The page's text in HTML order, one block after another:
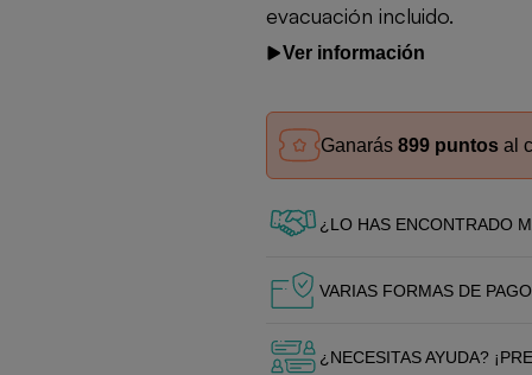
evacuación incluido.
Ver información
Ganarás 899 puntos al
¿LO HAS ENCONTRADO
VARIAS FORMAS DE PAGO
¿NECESITAS AYUDA?